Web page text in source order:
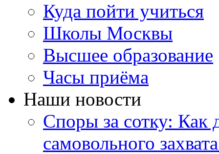
Куда пойти учиться
Школы Москвы
Высшее образование
Часы приёма
Наши новости
Споры за сотку: Как
самовольного